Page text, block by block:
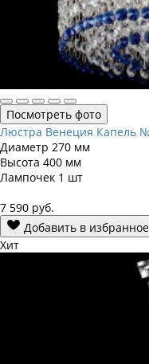
Посмотреть фото
Люстра Венеция Капель
Диаметр 270 мм
Высота 400 мм
Лампочек 1 шт
7 590 руб.
Добавить в избранное
Хит